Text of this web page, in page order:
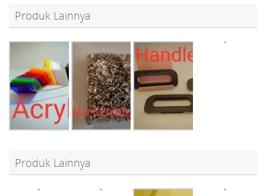
Produk Lainnya
Produk Lainnya